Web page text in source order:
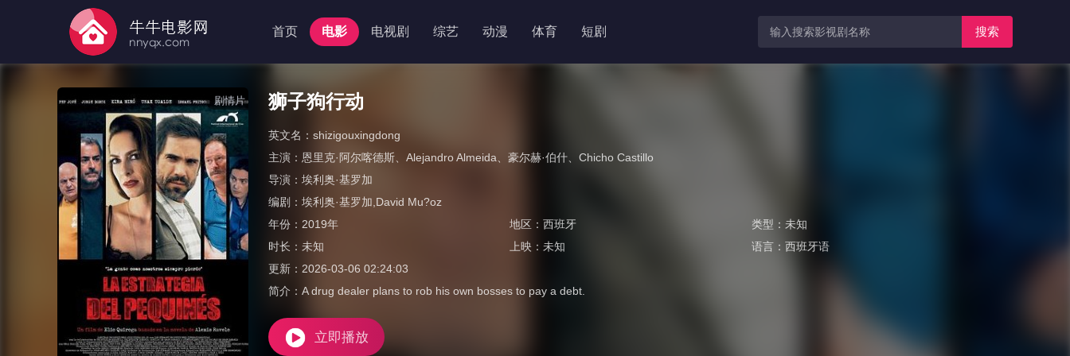
首页 电影 电视剧 综艺 动漫 体育 短剧 搜索
剧情片 狮子狗行动
英文名： shizigouxingdong
主演： 恩里克·阿尔喀德斯 Alejandro Almeida 豪尔赫·伯什
Chicho Castillo
导演： 埃利奥·基罗加
编剧： 埃利奥·基罗加,David Mu?oz
年份： 2019年 地区：西班牙 类型： 未知
时长： 未知 上映：未知 语言： 西班牙语
更新： 2026-03-06 02:24:03
简介： A drug dealer plans to rob his own bosses to pay a debt.
立即播放